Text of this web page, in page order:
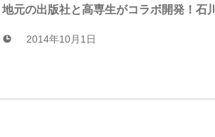
地元の出版社と高専生がコラボ開発！石
2014年10月1日